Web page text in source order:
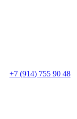
+7 (914) 755 90 48